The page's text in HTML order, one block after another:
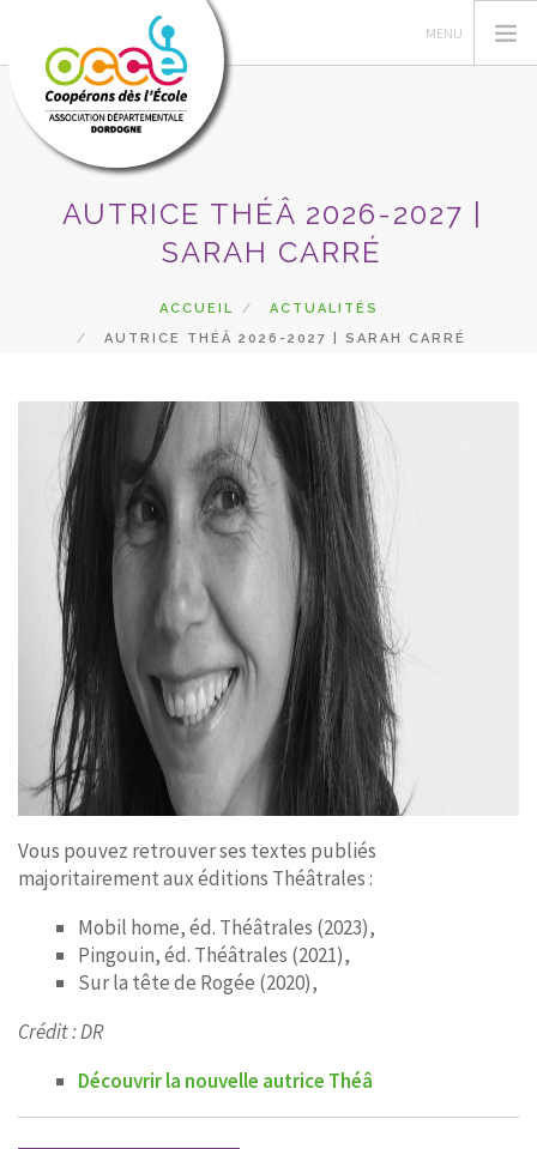
L'OCCE
FORMATIONS
PRETS | SERVICES
ESPACE RÉSERVÉ
RECHERCHER
CONTACT
AUTRICE THÉÂ 2026-2027 |
SARAH CARRÉ
ACCUEIL
ACTUALITÉS
AUTRICE THÉÂ 2026-2027 | SARAH CARRÉ
Vous pouvez retrouver ses textes publiés
majoritairement aux éditions Théâtrales :
Mobil home, éd. Théâtrales (2023),
Pingouin, éd. Théâtrales (2021),
Sur la tête de Rogée (2020),
Crédit : DR
Découvrir la nouvelle autrice Théâ